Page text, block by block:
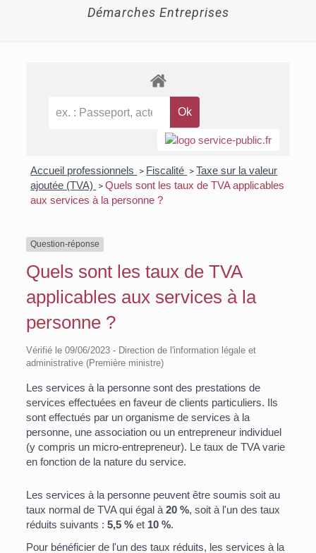
Démarches Entreprises
Accueil professionnels > Fiscalité > Taxe sur la valeur
ajoutée (TVA) > Quels sont les taux de TVA applicables
aux services à la personne ?
Question-réponse
Quels sont les taux de TVA
applicables aux services à la
personne ?
Vérifié le 09/06/2023 - Direction de l'information légale et
administrative (Première ministre)
Les services à la personne sont des prestations de
services effectuées en faveur de clients particuliers. Ils
sont effectués par un organisme de services à la
personne, une association ou un entrepreneur individuel
(y compris un micro-entrepreneur). Le taux de TVA varie
en fonction de la nature du service.
Les services à la personne peuvent être soumis soit au
taux normal de TVA qui égal à 20 %, soit à l'un des taux
réduits suivants : 5,5 %et 10 %.
Pour bénéficier de l'un des taux réduits, les services à la